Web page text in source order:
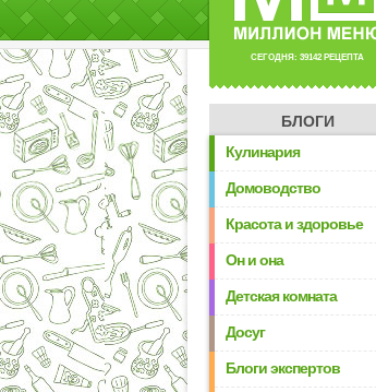
СЕГОДНЯ: 39142 РЕЦЕПТА
БЛОГИ
Кулинария
Домоводство
Красота и здоровье
Он и она
Детская комната
Досуг
Блоги экспертов